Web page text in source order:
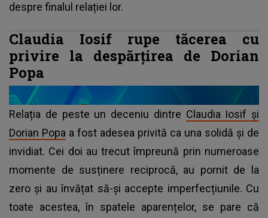
despre finalul relației lor.
Claudia Iosif rupe tăcerea cu
privire la despărțirea de Dorian
Popa
Relația de peste un deceniu dintre Claudia Iosif și
Dorian Popa a fost adesea privită ca una solidă și de
invidiat. Cei doi au trecut împreună prin numeroase
momente de susținere reciprocă, au pornit de la
zero și au învățat să-și accepte imperfecțiunile. Cu
toate acestea, în spatele aparențelor, se pare că